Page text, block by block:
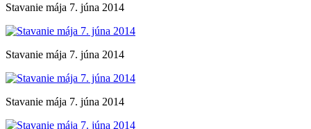
Stavanie mája 7. júna 2014
Stavanie mája 7. júna 2014
Stavanie mája 7. júna 2014